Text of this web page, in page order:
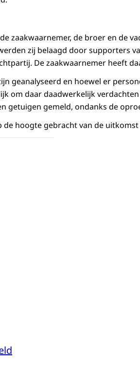
zaakwaarnemer, de broer en de
zij belaagd door supporters
De zaakwaarnemer heeft
geanalyseerd en hoewel er
om daar daadwerkelijk
getuigen gemeld, ondanks de
hoogte gebracht van de